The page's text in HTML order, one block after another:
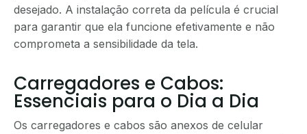
desejado. A instalação correta da película é crucial
para garantir que ela funcione efetivamente e não
comprometa a sensibilidade da tela.
Carregadores e Cabos:
Essenciais para o Dia a Dia
Os carregadores e cabos são anexos de celular